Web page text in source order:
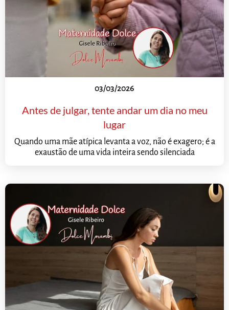
03/03/2026
Antes de julgar, tente andar um dia no meu
lugar
Quando uma mãe atípica levanta a voz, não é exagero; é a
exaustão de uma vida inteira sendo silenciada